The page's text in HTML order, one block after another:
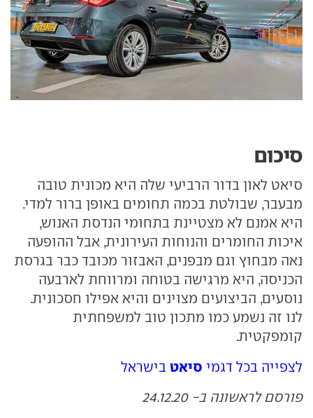
סיכום
סיאט לאון בדור הרביעי שלה היא מכונית טובה
מבעבר, שבולטת בכמה תחומים באופן ברור למדי.
היא אמנם לא מצטיינת בתחומי הנדסת האנוש,
איכות החומרים והנוחות העירונית, אבל ההופעה
נאה מבחוץ וגם מבפנים, האבזור מכובד כבר בגרסת
הכניסה, היא מרגישה בטוחה ומרווחת לארבעה
נוסעים, הביצועים מצוינים והיא אפילו חסכונית.
לנו זה נשמע כמו מתכון טוב למשפחתית
קומפקטית.
לצפייה בכל דגמי סיאט בישראל
פורסם לראשונה ב- 24.12.20